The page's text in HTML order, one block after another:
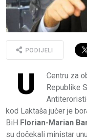
PODIJELI
U
Centru za
Republike
kod Laktaša jučer je
BiH Florian-Marian
su dočekali ministar